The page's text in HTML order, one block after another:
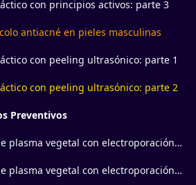
con principios activos: parte 3
antiacné en pieles masculinas
con peeling ultrasónico: parte 1
con peeling ultrasónico: parte 2
Preventivos
plasma vegetal con electroporación:
plasma vegetal con electroporación: